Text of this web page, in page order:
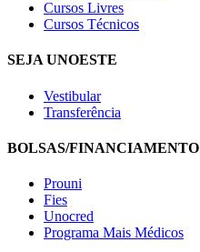
Cursos Livres
Cursos Técnicos
SEJA UNOESTE
Vestibular
Transferência
BOLSAS/FINANCIAMENTO
Prouni
Fies
Unocred
Programa Mais Médicos